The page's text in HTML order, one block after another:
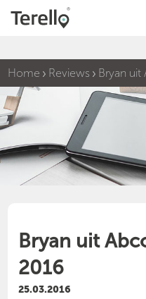
Home
Reviews Bryan
Bryan uit
2016
25.03.2016